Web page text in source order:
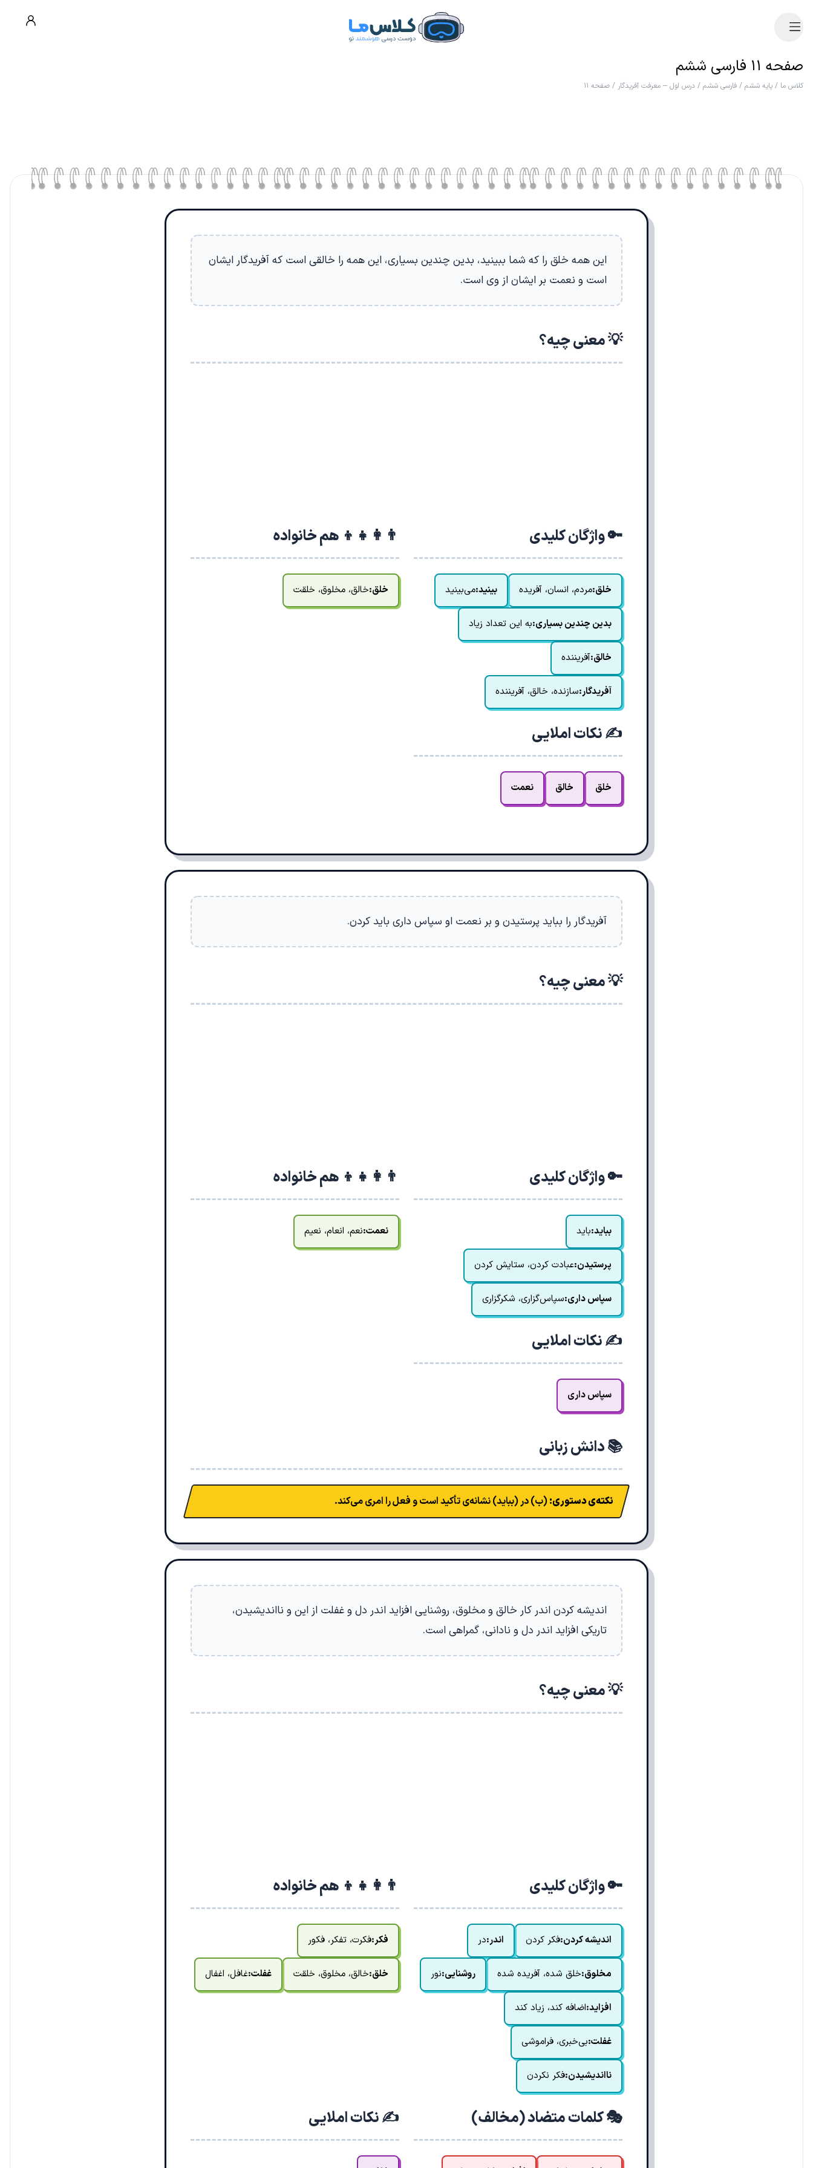
صفحه ۱۱ فارسی ششم
کلاس ما / پایه ششم / فارسی ششم / درس اول – معرفت آفریدگار / صفحه ۱۱
این همه خلق را که شما ببینید، بدین چندین بسیاری، این همه را خالقی است که آفریدگار ایشان
است و نعمت بر ایشان از وی است.
💡 معنی چیه؟
🔑 واژگان کلیدی
خلق:مردم، انسان، آفریده بینید:می‌بینید
بدین چندین بسیاری:به این تعداد زیاد
خالق:آفریننده
آفریدگار:سازنده، خالق، آفریننده
👨‍👩‍👧‍👦 هم خانواده
خلق:خالق، مخلوق، خلقت
✍️ نکات املایی
خلق خالق نعمت
آفریدگار را بباید پرستیدن و بر نعمت او سپاس داری باید کردن.
💡 معنی چیه؟
🔑 واژگان کلیدی
بباید:باید
پرستیدن:عبادت کردن، ستایش کردن
سپاس داری:سپاس‌گزاری، شکرگزاری
👨‍👩‍👧‍👦 هم خانواده
نعمت:نعم، انعام، نعیم
✍️ نکات املایی
سپاس داری
📚 دانش زبانی
نکته‌ی دستوری:(ب) در (بباید) نشانه‌ی تأکید است و فعل را امری می‌کند.
اندیشه کردن اندر کار خالق و مخلوق، روشنایی افزاید اندر دل و غفلت از این و نااندیشیدن،
تاریکی افزاید اندر دل و نادانی، گمراهی است.
💡 معنی چیه؟
🔑 واژگان کلیدی
اندیشه کردن:فکر کردن اندر:در
مخلوق:خلق شده، آفریده شده روشنایی:نور
افزاید:اضافه کند، زیاد کند
غفلت:بی‌خبری، فراموشی
نااندیشیدن:فکر نکردن
👨‍👩‍👧‍👦 هم خانواده
فکر:فکرت، تفکر، فکور
خلق:خالق، مخلوق، خلقت غفلت:غافل، اغفال
🎭 کلمات متضاد (مخالف) ✍️ نکات املایی